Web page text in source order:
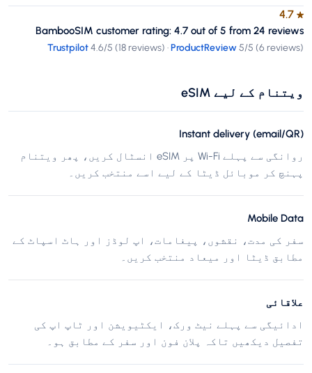
★
4.7
BambooSIM customer rating: 4.7 out of 5 from 24 reviews
Trustpilot4.6/5 (18 reviews) ·ProductReview5/5 (6 reviews)
ویتنام کے لیے eSIM
Instant delivery (email/QR)
روانگی سے پہلے Wi-Fi پر eSIM انسٹال کریں، پھر ویتنام
پہنچ کر موبائل ڈیٹا کے لیے اسے منتخب کریں۔
Mobile Data
سفر کی مدت، نقشوں، پیغامات، اپ لوڈز اور ہاٹ اسپاٹ کے
مطابق ڈیٹا اور میعاد منتخب کریں۔
علاقائی
ادائیگی سے پہلے نیٹ ورک، ایکٹیویشن اور ٹاپ اپ کی
تفصیل دیکھیں تاکہ پلان فون اور سفر کے مطابق ہو۔